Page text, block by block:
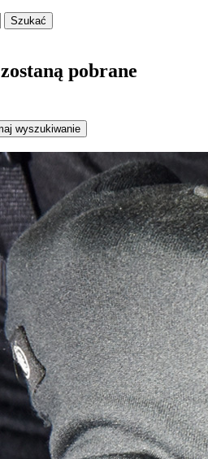
pobrane
wyszukiwanie